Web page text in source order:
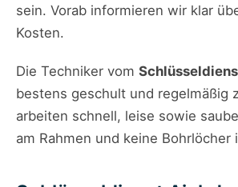
sein. Vorab informieren wir klar
Kosten.
Die Techniker vom
bestens geschult und regelmäßig
arbeiten schnell, leise sowie
am Rahmen und keine Bohrlöcher